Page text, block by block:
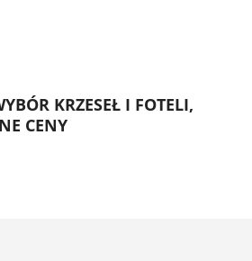
KRZESEŁ I FOTELI,
CENY